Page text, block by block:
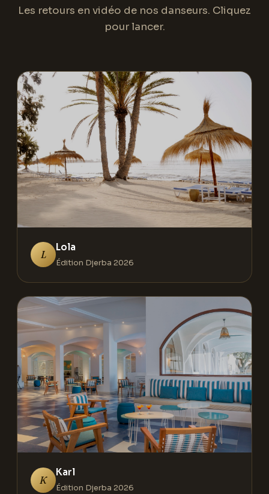
Les retours en vidéo de nos danseurs. Cliquez
pour lancer.
L
Lola
Édition Djerba 2026
K
Karl
Édition Djerba 2026